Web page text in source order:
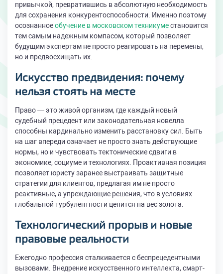
привычкой, превратившись в абсолютную необходимость
для сохранения конкурентоспособности. Именно поэтому
осознанноеобучение в московском техникуместановится
тем самым надежным компасом, который позволяет
будущим экспертам не просто реагировать на перемены,
но и предвосхищать их.
Искусство предвидения: почему
нельзя стоять на месте
Право — это живой организм, где каждый новый
судебный прецедент или законодательная новелла
способны кардинально изменить расстановку сил. Быть
на шаг впереди означает не просто знать действующие
нормы, но и чувствовать тектонические сдвиги в
экономике, социуме и технологиях. Проактивная позиция
позволяет юристу заранее выстраивать защитные
стратегии для клиентов, предлагая им не просто
реактивные, а упреждающие решения, что в условиях
глобальной турбулентности ценится на вес золота.
Технологический прорыв и новые
правовые реальности
Ежегодно профессия сталкивается с беспрецедентными
вызовами. Внедрение искусственного интеллекта, смарт-